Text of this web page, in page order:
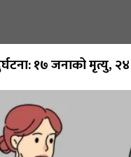
१७ जनाको मृत्यु,